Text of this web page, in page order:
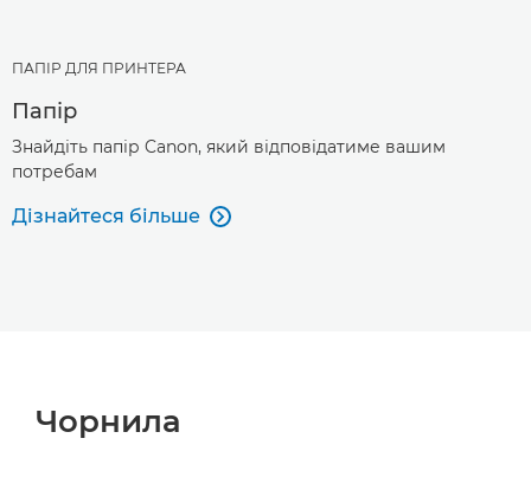
ПАПІР ДЛЯ ПРИНТЕРА
Папір
Знайдіть папір Canon, який відповідатиме вашим
потребам
Дізнайтеся більше 
Чорнила